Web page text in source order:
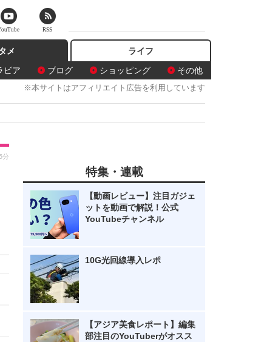
メ
ビア ブログ ショッピング その他
ライフ
※本サイトはアフィリエイト広告を利用しています
分
特集・連載
【動画レビュー】注目ガジェ
ットを動画で解説！公式
YouTubeチャンネル
10G光回線導入レポ
【アジア美食レポート】編集
部注目のYouTuberがオスス
RSS